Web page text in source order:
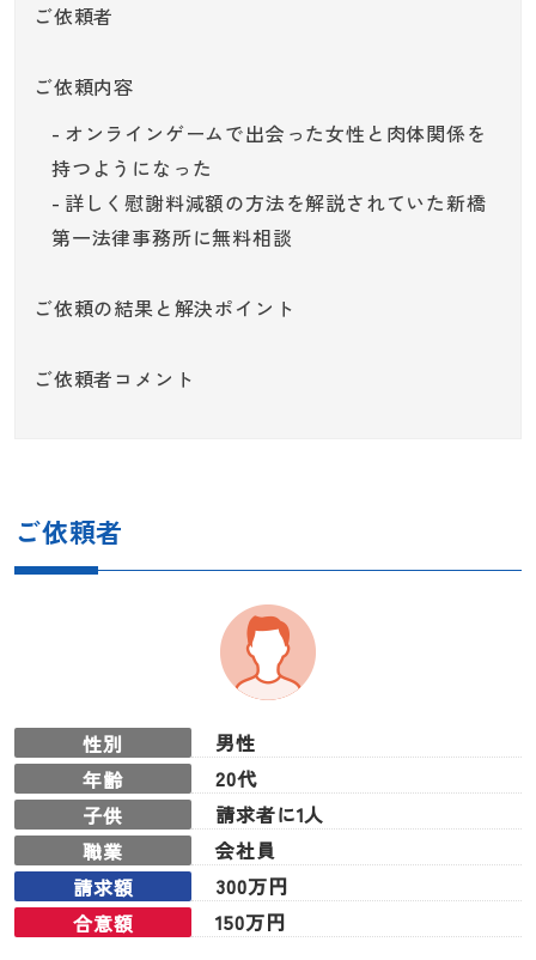
ご依頼者
ご依頼内容
オンラインゲームで出会った女性と肉体関係を
持つようになった
詳しく慰謝料減額の方法を解説されていた新橋
第一法律事務所に無料相談
ご依頼の結果と解決ポイント
ご依頼者コメント
ご依頼者
性別
男性
年齢
20代
子供
請求者に1人
職業
会社員
請求額
300万円
合意額
150万円